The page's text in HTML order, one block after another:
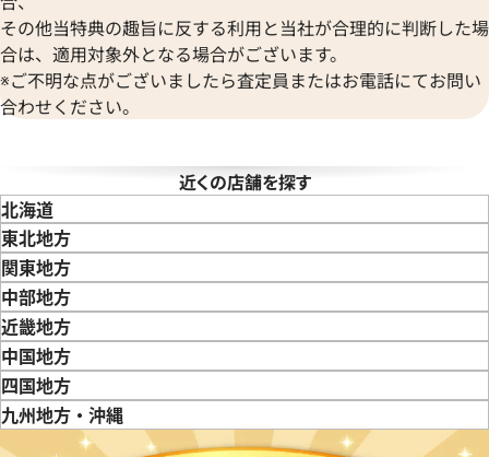
格
日時点の参考買取価格です
IWC ポートフィノ IW378303
※2024年7月27日時点の参考
その他当特典の趣旨に反する利用と当社が合理的に判断した場
合は、適用対象外となる場合がございます。
※ご不明な点がございましたら査定員またはお電話にてお問い
合わせください。
近くの店舗を探す
北海道
東北地方
青森県岩手県
関東地方
東京都神奈川県
中部地方
新潟県富山県
近畿地方
三重県滋賀県
中国地方
鳥取県島根県
四国地方
徳島県香川県愛媛県
九州地方・沖縄
福岡県
佐賀県 長崎県 熊本県大分県宮崎県鹿児島県